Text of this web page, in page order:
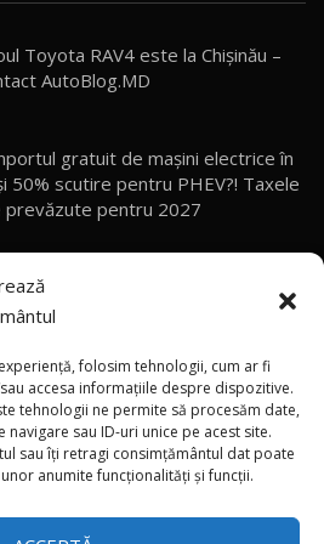
folosim tehnologii, cum ar fi
accesa informațiile despre dispozitive.
tehnologii ne permite să procesăm date,
sau ID-uri unice pe acest site.
sau îți retragi consimțământul dat poate
anumite funcționalități și funcții.
- PRIMUL TEST DRIVE ÎN ROMÂNĂ!
impresii despre BYD Seal U DM-i,
7 și Seal 5 DM-i / Test Drive
EX90 / Test Drive AutoBlog.MD
- își merită banii? / Test Drive
Toyota RAV4 este la Chișinău –
AutoBlog.MD
gratuit de mașini electrice în
50% scutire pentru PHEV?! Taxele
prevăzute pentru 2027
vânzări externe pentru Geely
din 2026 le-au depășit deja pe
anul 2025
schimbă brusc: Canicula aduce
atmosferică în nordul și centrul
gata să introducem TVA”: Vasile
propuneri de taxare a
din 2027
×